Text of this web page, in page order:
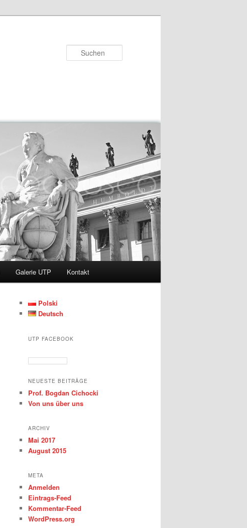
Galerie UTP Kontakt
Polski
Deutsch
UTP FACEBOOK
NEUESTE BEITRÄGE
Prof. Bogdan Cichocki
Von uns über uns
ARCHIV
Mai 2017
August 2015
META
Anmelden
Eintrags-Feed
Kommentar-Feed
WordPress.org